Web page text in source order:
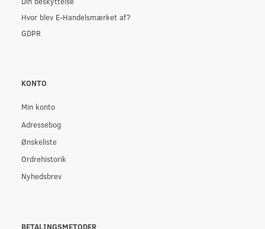
Hvor blev E-Handelsmærket af?
GDPR
KONTO
Min konto
Adressebog
Ønskeliste
Ordrehistorik
Nyhedsbrev
BETALINGSMETODER